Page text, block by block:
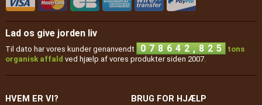
Lad os give jorden liv
Til dato har vores kunder genanvendt 0 7 8 6 4 2 , 8 2 5
tons
organisk affald ved hjælp af vores produkter siden 2007.
HVEM ER VI? BRUG FOR HJÆLP